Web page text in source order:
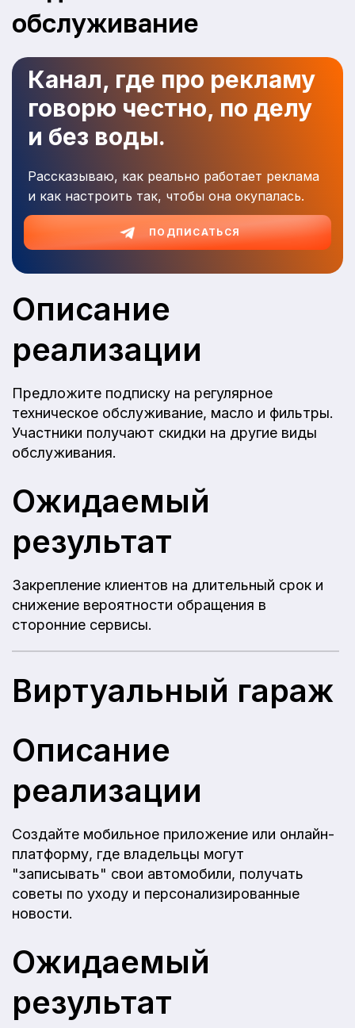
обслуживание
Канал, где про рекламу
говорю честно, по делу
и без воды.
Рассказываю, как реально работает реклама
и как настроить так, чтобы она окупалась.
ПОДПИСАТЬСЯ
Описание
реализации
Предложите подписку на регулярное
техническое обслуживание, масло и фильтры.
Участники получают скидки на другие виды
обслуживания.
Ожидаемый
результат
Закрепление клиентов на длительный срок и
снижение вероятности обращения в
сторонние сервисы.
Виртуальный гараж
Описание
реализации
Создайте мобильное приложение или онлайн-
платформу, где владельцы могут
"записывать" свои автомобили, получать
советы по уходу и персонализированные
новости.
Ожидаемый
результат